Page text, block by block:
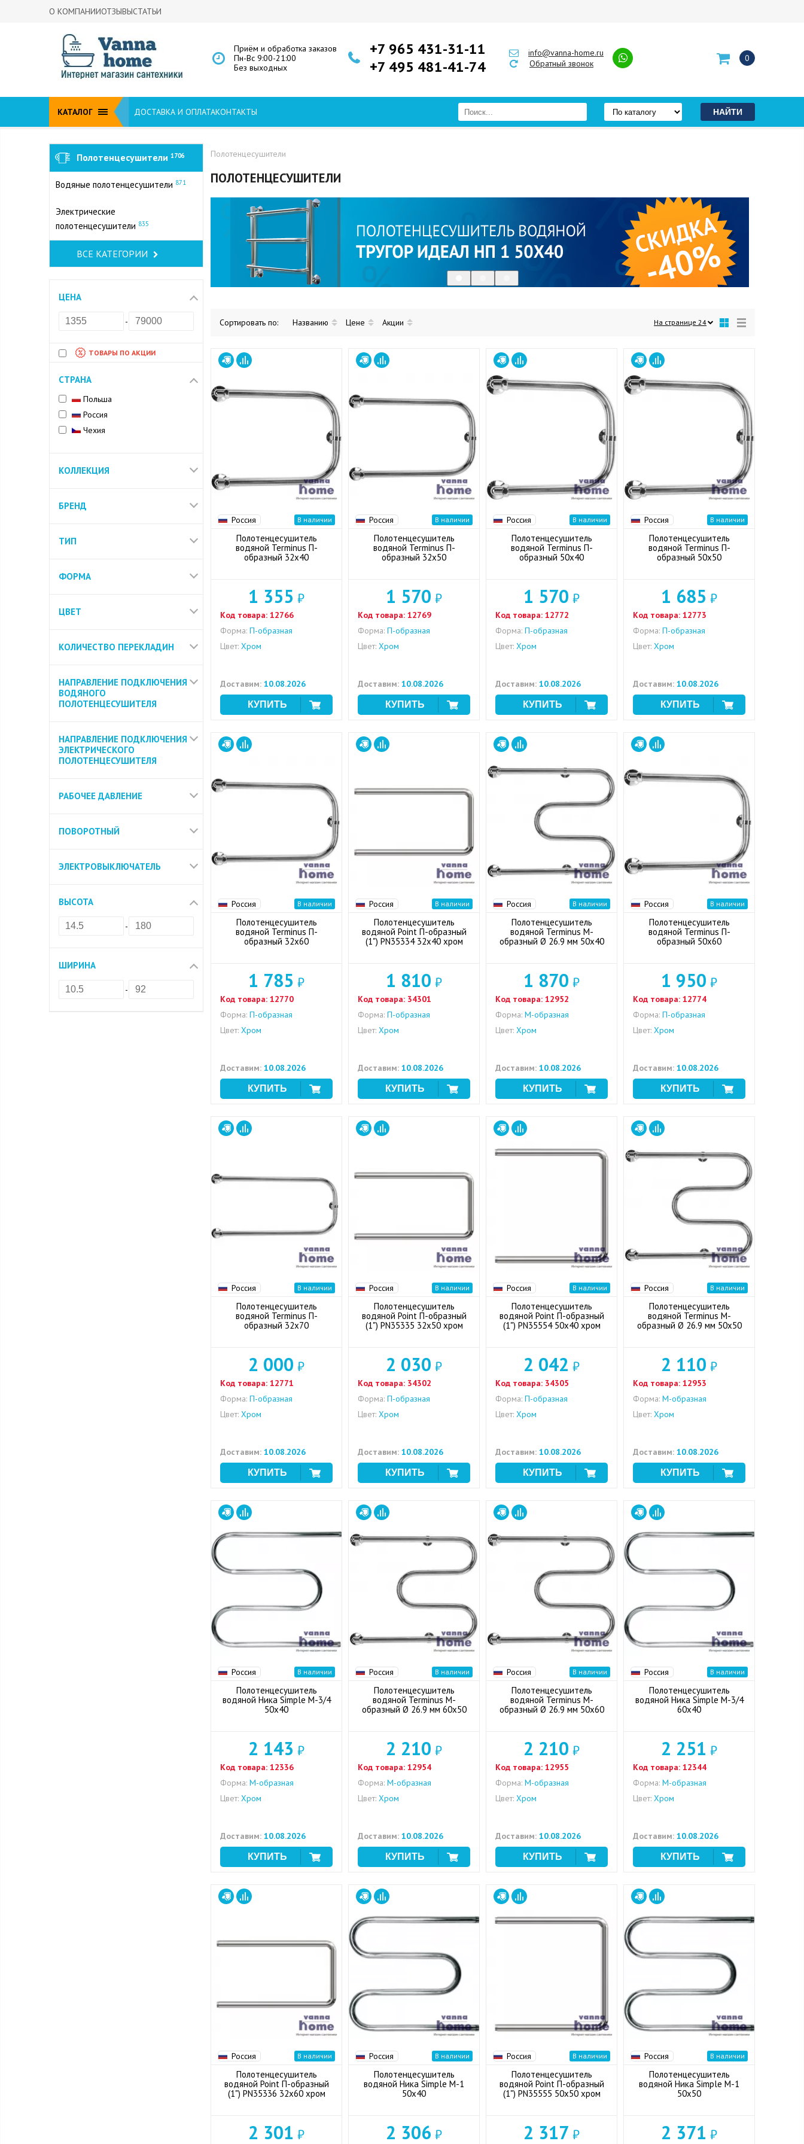
О КОМПАНИИОТЗЫВЫСТАТЬИ
Приём и обработка заказов
Пн-Вс 9:00-21:00
Без выходных
+7 965 431-31-11
+7 495 481-41-74
info@vanna-home.ru
Обратный звонок
0
КАТАЛОГ ДОСТАВКА И ОПЛАТАКОНТАКТЫ
Полотенцесушители 1706
Водяные полотенцесушители 871
Электрические
полотенцесушители 835
ВСЕ КАТЕГОРИИ
ЦЕНА
-
ТОВАРЫ ПО АКЦИИ
СТРАНА
Польша
Россия
Чехия
КОЛЛЕКЦИЯ
БРЕНД
ТИП
ФОРМА
ЦВЕТ
КОЛИЧЕСТВО ПЕРЕКЛАДИН
НАПРАВЛЕНИЕ ПОДКЛЮЧЕНИЯ
ВОДЯНОГО
ПОЛОТЕНЦЕСУШИТЕЛЯ
НАПРАВЛЕНИЕ ПОДКЛЮЧЕНИЯ
ЭЛЕКТРИЧЕСКОГО
ПОЛОТЕНЦЕСУШИТЕЛЯ
РАБОЧЕЕ ДАВЛЕНИЕ
ПОВОРОТНЫЙ
ЭЛЕКТРОВЫКЛЮЧАТЕЛЬ
ВЫСОТА
-
ШИРИНА
-
Полотенцесушители
ПОЛОТЕНЦЕСУШИТЕЛИ
Сортировать по: Названию Цене Акции На странице 24
Россия В наличии
Полотенцесушитель
водяной Terminus П-
образный 32x40
1 355 ₽
Код товара: 12766
Форма: П-образная
Цвет: Хром
Доставим: 10.08.2026
Россия В наличии
Полотенцесушитель
водяной Terminus П-
образный 32x50
1 570 ₽
Код товара: 12769
Форма: П-образная
Цвет: Хром
Доставим: 10.08.2026
Россия В наличии
Полотенцесушитель
водяной Terminus П-
образный 50x40
1 570 ₽
Код товара: 12772
Форма: П-образная
Цвет: Хром
Доставим: 10.08.2026
Россия В наличии
Полотенцесушитель
водяной Terminus П-
образный 50x50
1 685 ₽
Код товара: 12773
Форма: П-образная
Цвет: Хром
Доставим: 10.08.2026
Россия В наличии
Полотенцесушитель
водяной Terminus П-
образный 32x60
1 785 ₽
Код товара: 12770
Форма: П-образная
Цвет: Хром
Доставим: 10.08.2026
Россия В наличии
Полотенцесушитель
водяной Point П-образный
(1") PN35334 32x40 хром
1 810 ₽
Код товара: 34301
Форма: П-образная
Цвет: Хром
Доставим: 10.08.2026
Россия В наличии
Полотенцесушитель
водяной Terminus М-
образный Ø 26.9 мм 50x40
1 870 ₽
Код товара: 12952
Форма: M-образная
Цвет: Хром
Доставим: 10.08.2026
Россия В наличии
Полотенцесушитель
водяной Terminus П-
образный 50x60
1 950 ₽
Код товара: 12774
Форма: П-образная
Цвет: Хром
Доставим: 10.08.2026
Россия В наличии
Полотенцесушитель
водяной Terminus П-
образный 32x70
2 000 ₽
Код товара: 12771
Форма: П-образная
Цвет: Хром
Доставим: 10.08.2026
Россия В наличии
Полотенцесушитель
водяной Point П-образный
(1") PN35335 32x50 хром
2 030 ₽
Код товара: 34302
Форма: П-образная
Цвет: Хром
Доставим: 10.08.2026
Россия В наличии
Полотенцесушитель
водяной Point П-образный
(1") PN35554 50x40 хром
2 042 ₽
Код товара: 34305
Форма: П-образная
Цвет: Хром
Доставим: 10.08.2026
Россия В наличии
Полотенцесушитель
водяной Terminus М-
образный Ø 26.9 мм 50x50
2 110 ₽
Код товара: 12953
Форма: M-образная
Цвет: Хром
Доставим: 10.08.2026
Россия В наличии
Полотенцесушитель
водяной Ника Simple М-3/4
50x40
2 143 ₽
Код товара: 12336
Форма: M-образная
Цвет: Хром
Доставим: 10.08.2026
Россия В наличии
Полотенцесушитель
водяной Terminus М-
образный Ø 26.9 мм 60x50
2 210 ₽
Код товара: 12954
Форма: M-образная
Цвет: Хром
Доставим: 10.08.2026
Россия В наличии
Полотенцесушитель
водяной Terminus М-
образный Ø 26.9 мм 50x60
2 210 ₽
Код товара: 12955
Форма: M-образная
Цвет: Хром
Доставим: 10.08.2026
Россия В наличии
Полотенцесушитель
водяной Ника Simple М-3/4
60x40
2 251 ₽
Код товара: 12344
Форма: M-образная
Цвет: Хром
Доставим: 10.08.2026
Россия В наличии
Полотенцесушитель
водяной Point П-образный
(1") PN35336 32x60 хром
2 301 ₽
Россия В наличии
Полотенцесушитель
водяной Ника Simple М-1
50x40
2 306 ₽
Россия В наличии
Полотенцесушитель
водяной Point П-образный
(1") PN35555 50x50 хром
2 317 ₽
Россия В наличии
Полотенцесушитель
водяной Ника Simple М-1
50x50
2 371 ₽